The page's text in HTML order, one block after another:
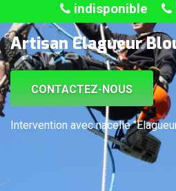
indisponible
Artisan Elagueur
CONTACTEZ-NOUS
Intervention avec nacelle